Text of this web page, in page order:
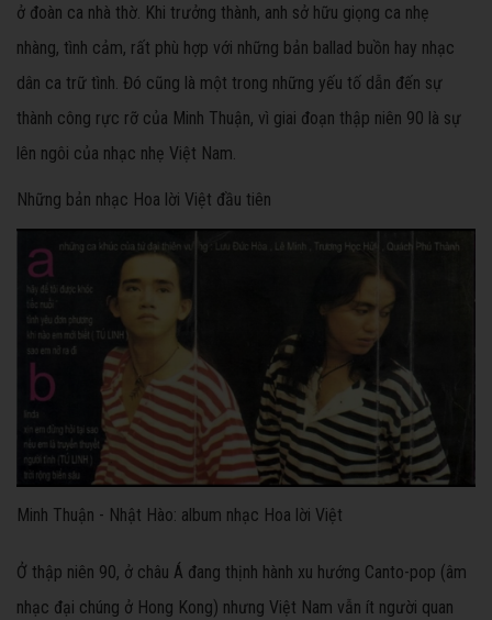
ở đoàn ca nhà thờ. Khi trưởng thành, anh sở hữu giọng ca nhẹ
nhàng, tình cảm, rất phù hợp với những bản ballad buồn hay nhạc
dân ca trữ tình. Đó cũng là một trong những yếu tố dẫn đến sự
thành công rực rỡ của Minh Thuận, vì giai đoạn thập niên 90 là sự
lên ngôi của nhạc nhẹ Việt Nam.
Những bản nhạc Hoa lời Việt đầu tiên
Minh Thuận - Nhật Hào: album nhạc Hoa lời Việt
Ở thập niên 90, ở châu Á đang thịnh hành xu hướng Canto-pop (âm
nhạc đại chúng ở Hong Kong) nhưng Việt Nam vẫn ít người quan